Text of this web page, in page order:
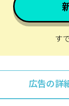
す
広告の詳